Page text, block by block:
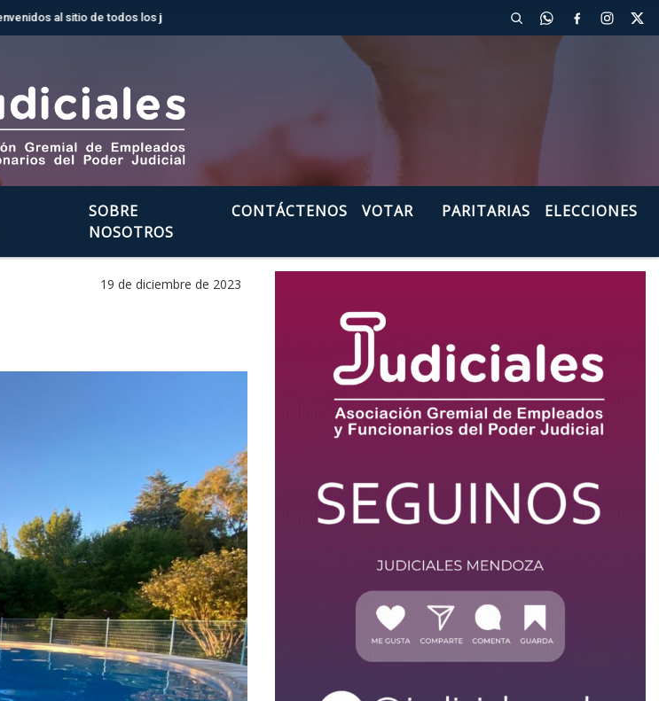
al sitio de todos los judiciales de la provincia de Mendoza
SOBRE
NOSOTROS
CONTÁCTENOS VOTAR PARITARIAS ELECCIONES
19 de diciembre de 2023